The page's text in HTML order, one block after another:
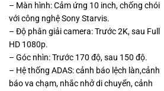
– Màn hình: Cảm ứng 10 inch, chống chói
với công nghệ Sony Starvis.
– Độ phân giải camera: Trước 2K, sau Full
HD 1080p.
– Góc nhìn: Trước 170 độ, sau 150 độ.
– Hệ thống ADAS: cảnh báo lệch làn,cảnh
báo va chạm, nhắc nhở di chuyển, cảnh